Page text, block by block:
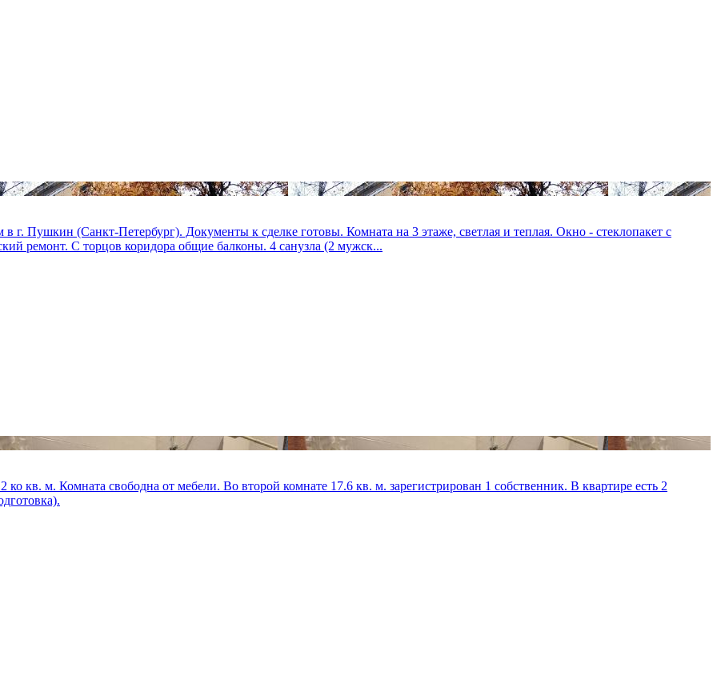
г. Пушкин (Санкт-Петербург). Документы к сделке готовы. Комната на 3 этаже, светлая и теплая. Окно - стеклопакет с
ремонт. С торцов коридора общие балконы. 4 санузла (2 мужск...
кв. м. Комната свободна от мебели. Во второй комнате 17.6 кв. м. зарегистрирован 1 собственник. В квартире есть 2